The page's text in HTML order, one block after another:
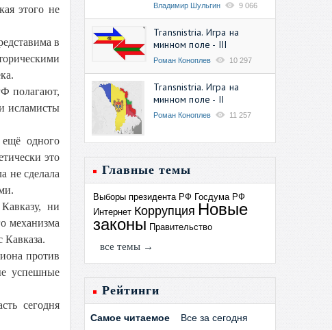
этого не
в
полагают,
исламисты
одного
это
не сделала
ни
механизма
Кавказа.
против
успешные
сегодня
Владимир Шульгин 9 066
Transnistria. Игра на
минном поле - III
Роман Коноплев 10 297
Transnistria. Игра на
минном поле - II
Роман Коноплев 11 257
Главные темы
Выборы президента РФ Госдума РФ
Интернет Коррупция Новые
законы Правительство
все темы →
Рейтинги
Самое читаемое Все за сегодня